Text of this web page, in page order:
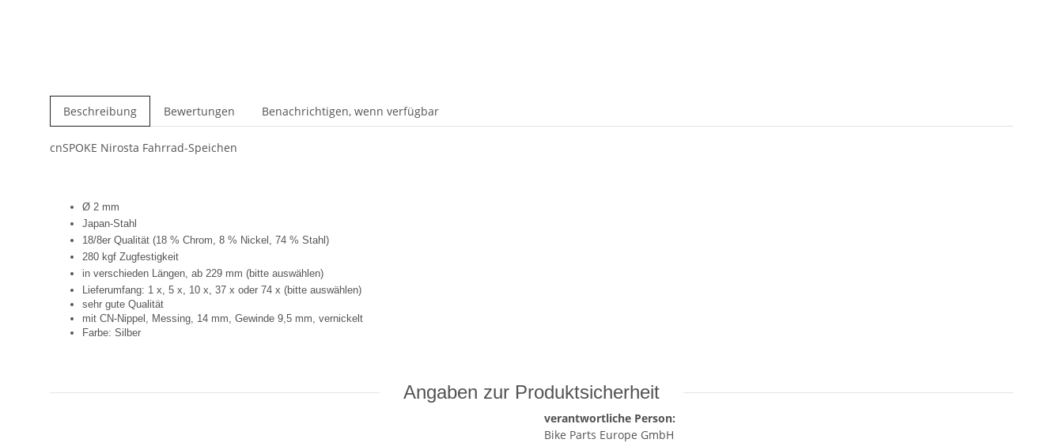
Beschreibung Bewertungen Benachrichtigen, wenn verfügbar
cnSPOKE Nirosta Fahrrad-Speichen
Ø 2 mm
Japan-Stahl
18/8er Qualität (18 % Chrom, 8 % Nickel, 74 % Stahl)
280 kgf Zugfestigkeit
in verschieden Längen, ab 229 mm (bitte auswählen)
Lieferumfang: 1 x, 5 x, 10 x, 37 x oder 74 x (bitte auswählen)
sehr gute Qualität
mit CN-Nippel, Messing, 14 mm, Gewinde 9,5 mm, vernickelt
Farbe: Silber
Angaben zur Produktsicherheit
verantwortliche Person:
Bike Parts Europe GmbH